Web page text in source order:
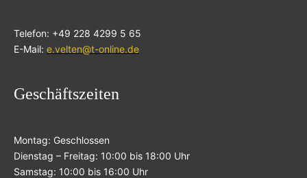
Telefon: +49 228 4299 5 65
E-Mail: e.velten@t-online.de
Geschäftszeiten
Montag: Geschlossen
Dienstag – Freitag: 10:00 bis 18:00 Uhr
Samstag: 10:00 bis 16:00 Uhr